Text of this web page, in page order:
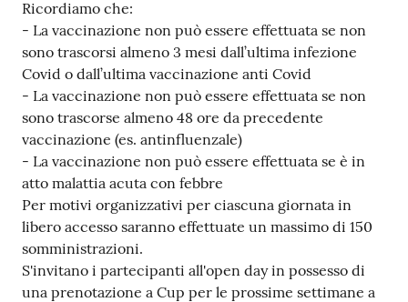
Imprese
ed Enti
Seguici
su
Ricordiamo che:
- La vaccinazione non può essere effettuata se non
sono trascorsi almeno 3 mesi dall’ultima infezione
Covid o dall’ultima vaccinazione anti Covid
- La vaccinazione non può essere effettuata se non
sono trascorse almeno 48 ore da precedente
vaccinazione (es. antinfluenzale)
- La vaccinazione non può essere effettuata se è in
atto malattia acuta con febbre
Per motivi organizzativi per ciascuna giornata in
libero accesso saranno effettuate un massimo di 150
somministrazioni.
S'invitano i partecipanti all'open day in possesso di
una prenotazione a Cup per le prossime settimane a